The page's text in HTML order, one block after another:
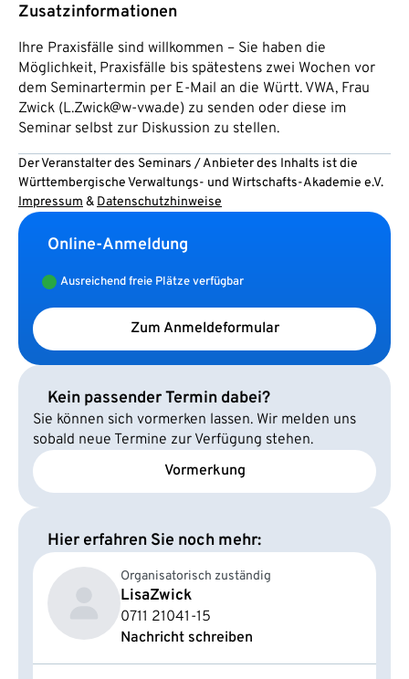
Zusatzinformationen
Ihre Praxisfälle sind willkommen – Sie haben die
Möglichkeit, Praxisfälle bis spätestens zwei Wochen vor
dem Seminartermin per E-Mail an die Württ. VWA, Frau
Zwick (L.Zwick@w-vwa.de) zu senden oder diese im
Seminar selbst zur Diskussion zu stellen.
Der Veranstalter des Seminars / Anbieter des Inhalts ist die
Württembergische Verwaltungs- und Wirtschafts-Akademie e.V.
Impressum & Datenschutzhinweise
Online-Anmeldung
Ausreichend freie Plätze verfügbar
Zum Anmeldeformular
Kein passender Termin dabei?
Sie können sich vormerken lassen. Wir melden uns
sobald neue Termine zur Verfügung stehen.
Vormerkung
Hier erfahren Sie noch mehr:
Organisatorisch zuständig
LisaZwick
0711 21041-15
Nachricht schreiben